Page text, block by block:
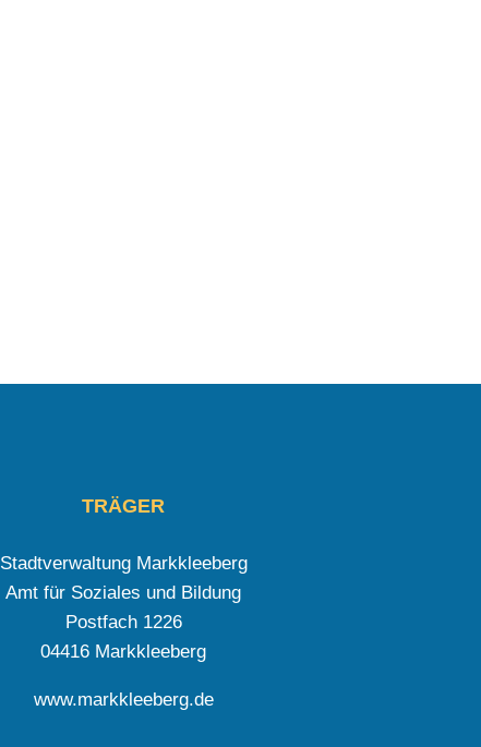
TRÄGER
Stadtverwaltung Markkleeberg
Amt für Soziales und Bildung
Postfach 1226
04416 Markkleeberg
www.markkleeberg.de